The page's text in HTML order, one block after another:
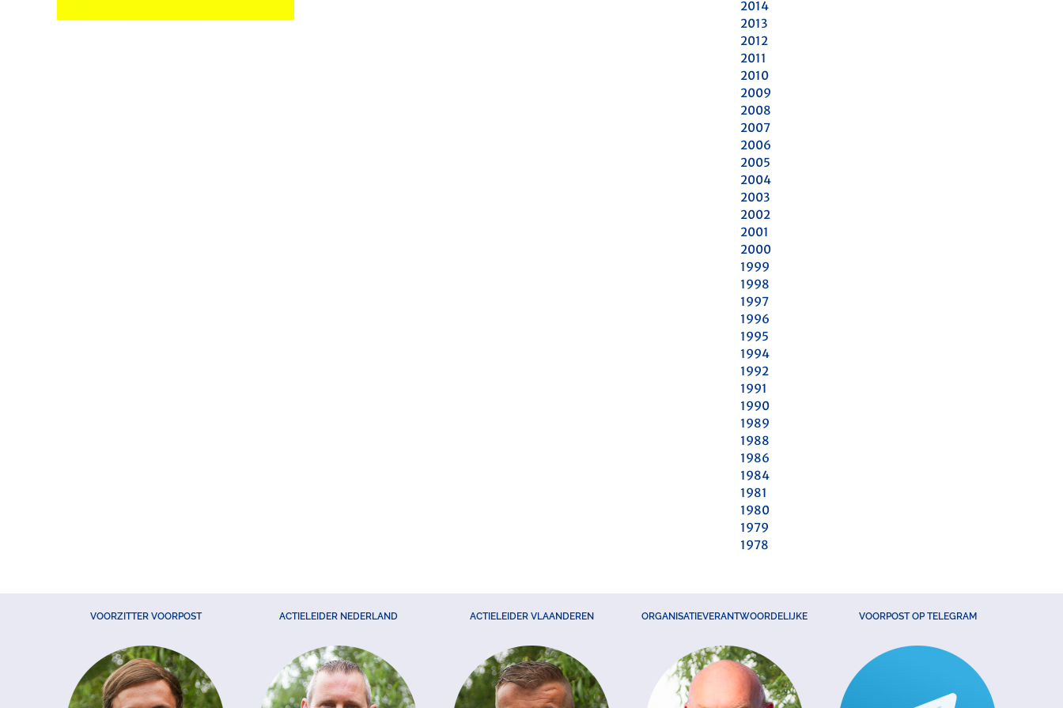
2014
2013
2012
2011
2010
2009
2008
2007
2006
2005
2004
2003
2002
2001
2000
1999
1998
1997
1996
1995
1994
1992
1991
1990
1989
1988
1986
1984
1981
1980
1979
1978
VOORZITTER VOORPOST ACTIELEIDER NEDERLAND ACTIELEIDER VLAANDEREN ORGANISATIEVERANTWOORDELIJKE VOORPOST OP TELEGRAM